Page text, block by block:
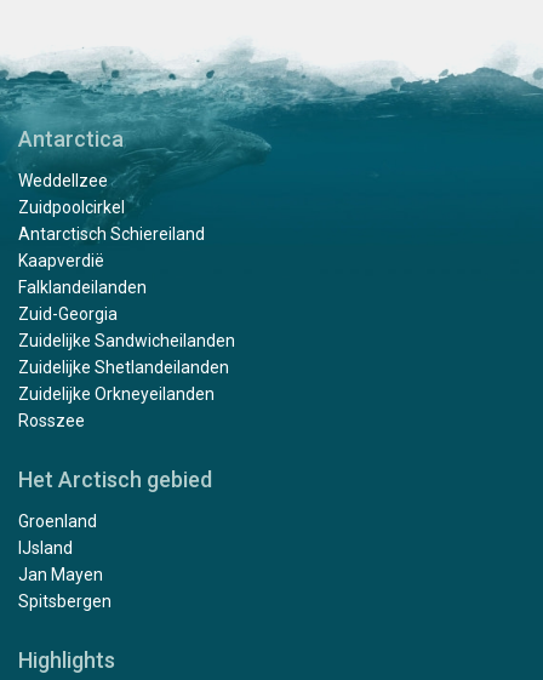
Antarctica
Weddellzee
Zuidpoolcirkel
Antarctisch Schiereiland
Kaapverdië
Falklandeilanden
Zuid-Georgia
Zuidelijke Sandwicheilanden
Zuidelijke Shetlandeilanden
Zuidelijke Orkneyeilanden
Rosszee
Het Arctisch gebied
Groenland
IJsland
Jan Mayen
Spitsbergen
Highlights